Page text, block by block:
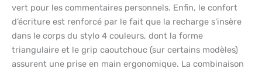
vert pour les commentaires personnels. Enfin, le confort
d’écriture est renforcé par le fait que la recharge s’insère
dans le corps du stylo 4 couleurs, dont la forme
triangulaire et le grip caoutchouc (sur certains modèles)
assurent une prise en main ergonomique. La combinaison